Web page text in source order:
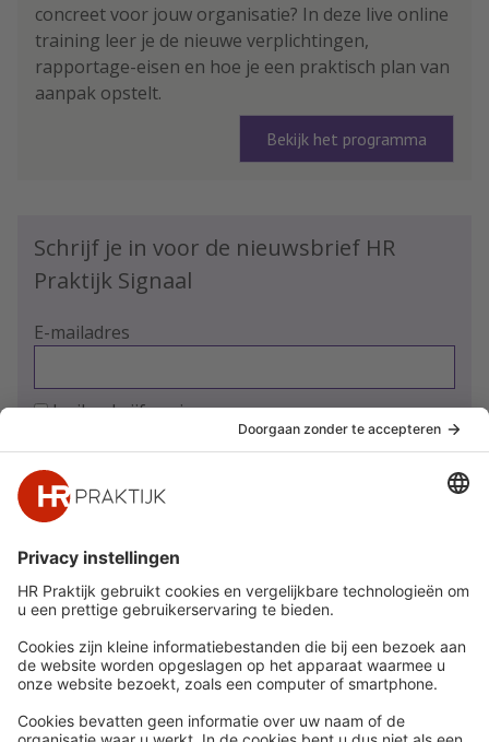
concreet voor jouw organisatie? In deze live online
training leer je de nieuwe verplichtingen,
rapportage-eisen en hoe je een praktisch plan van
aanpak opstelt.
Bekijk het programma
Schrijf je in voor de nieuwsbrief HR
Praktijk Signaal
E-mailadres
Ja, ik schrijf me in
Snel naar
Nieuws
Whitepapers
Webinars
Meer
HR Academy
HR Podcast
CHRO